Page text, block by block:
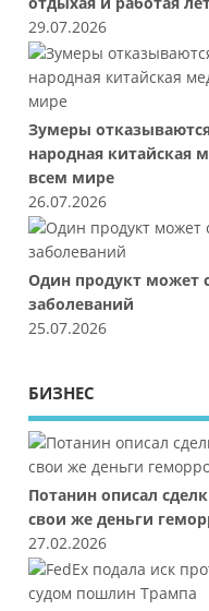
29.07.2026
Зумеры
народная китайская
всем мире
26.07.2026
Один продукт может
заболеваний
25.07.2026
БИЗНЕС
Потанин описал
свои же деньги
27.02.2026